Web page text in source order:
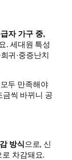
자 가구 중,
. 세대원 특성
귀·중증난치
모두 만족해야
금씩 바뀌니 공
방식 으로, 신
차감돼요.